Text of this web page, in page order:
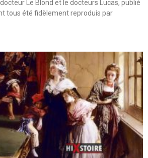
Le Blond et le docteurs Lucas, publié
tous été fidèlement reproduis par